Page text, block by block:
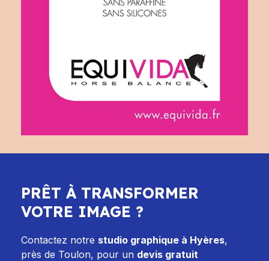
PRÊT À TRANSFORMER
VOTRE IMAGE ?
Contactez notre studio graphique à Hyères,
près de Toulon, pour un devis gratuit